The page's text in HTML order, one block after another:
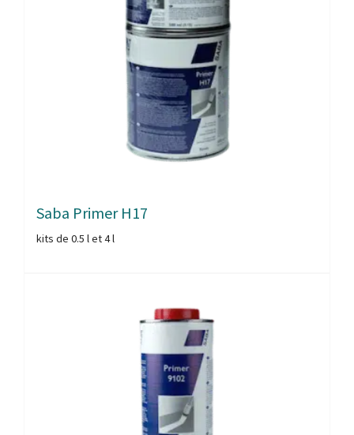
Saba Primer H17
kits de 0.5 l et 4 l